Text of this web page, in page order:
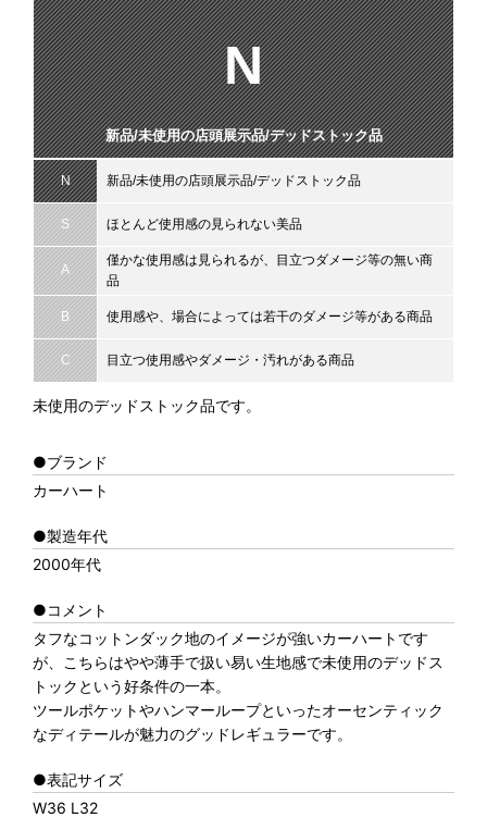
N
新品/未使用の店頭展示品/デッドストック品
N 新品/未使用の店頭展示品/デッドストック品
S ほとんど使用感の見られない美品
A
僅かな使用感は見られるが、目立つダメージ等の無い商
品
B 使用感や、場合によっては若干のダメージ等がある商品
C 目立つ使用感やダメージ・汚れがある商品
未使用のデッドストック品です。
●ブランド
カーハート
●製造年代
2000年代
●コメント
タフなコットンダック地のイメージが強いカーハートです
が、こちらはやや薄手で扱い易い生地感で未使用のデッドス
トックという好条件の一本。
ツールポケットやハンマーループといったオーセンティック
なディテールが魅力のグッドレギュラーです。
●表記サイズ
W36 L32